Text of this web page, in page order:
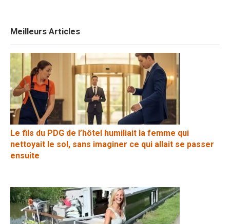
Meilleurs Articles
Le fils du PDG de l’hôtel humiliait la femme qui
nettoyait le sol, sans imaginer ce qui allait se passer
ensuite